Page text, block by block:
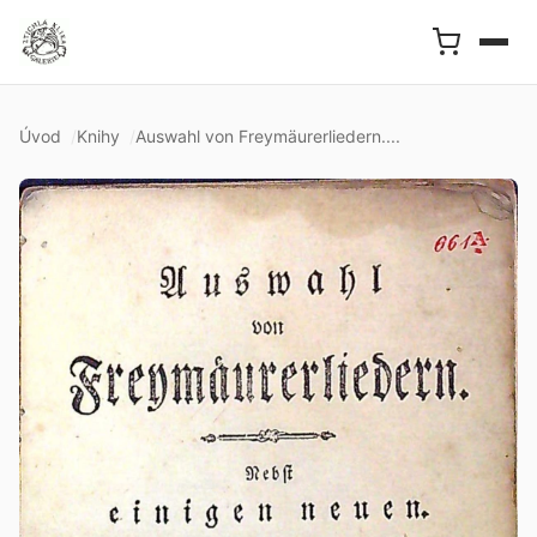
Úvod Knihy Auswahl von Freymäurerliedern....